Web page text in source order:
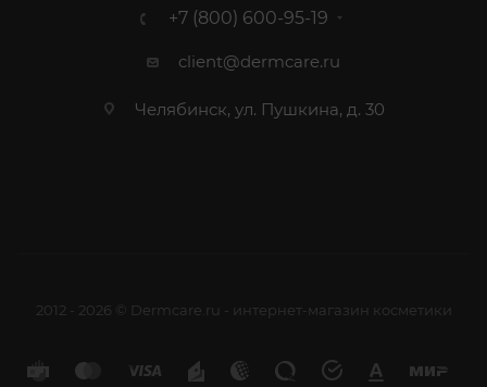
+7 (800) 600-95-19
client@dermcare.ru
Челябинск, ул. Пушкина, д. 30
2012 - 2026 © Dermcare.ru - интернет-магазин косметики